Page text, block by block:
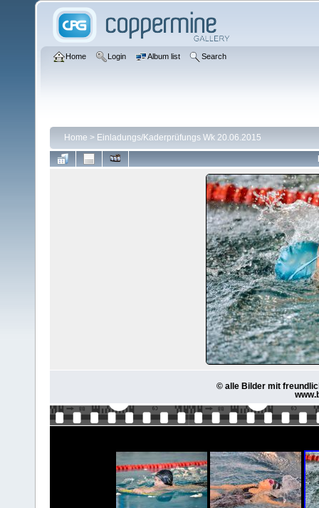
Home Login Album list Search
Home > Einladungs/Kaderprüfungs Wk 20.06.2015
© alle Bilder mit